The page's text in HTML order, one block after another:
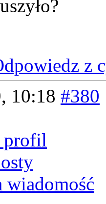
z
10:18 #380
profil
wiadomość